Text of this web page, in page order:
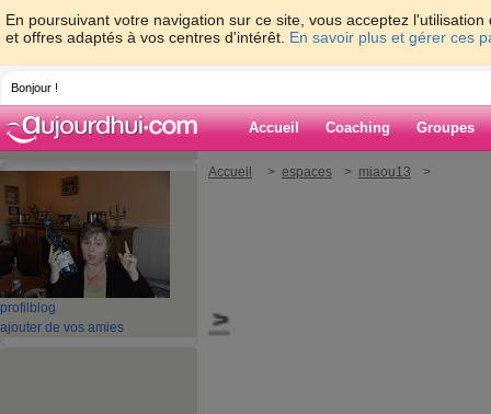
En poursuivant votre navigation sur ce site, vous acceptez
et offres adaptés à vos centres d'intérêt. En savoir plus et gérer ces
Bonjour !
Accueil Coaching Groupes
profil blog
ajouter de vos amies
Accueil > espaces > miaou13 >
</marsquee >